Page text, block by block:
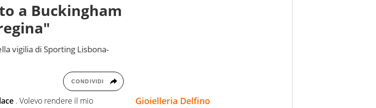
a Buckingham
vigilia di Sporting Lisbona-
CONDIVIDI
. Volevo rendere il mio
Gioielleria Delfino